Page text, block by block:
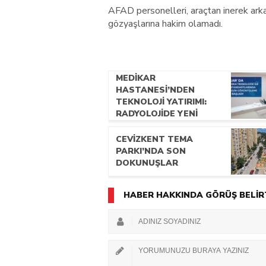
AFAD personelleri, araçtan inerek
gözyaşlarına hakim olamadı.
MEDİKAR
HASTANESİ’NDEN
TEKNOLOJİ YATIRIMI:
RADYOLOJİDE YENİ
HİZMETE GİRDİ
CEVİZKENT TEMA
PARKI’NDA SON
DOKUNUŞLAR
HABER HAKKINDA GÖRÜŞ